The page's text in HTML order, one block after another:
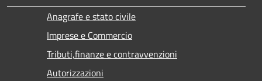
Anagrafe e stato civile
Imprese e Commercio
Tributi,finanze e contravvenzioni
Autorizzazioni